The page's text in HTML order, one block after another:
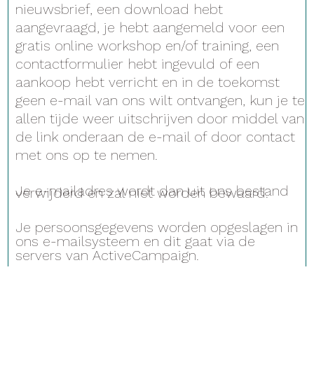
nieuwsbrief, een download hebt
aangevraagd, je hebt aangemeld voor een
gratis online workshop en/of training, een
contactformulier hebt ingevuld of een
aankoop hebt verricht en in de toekomst
geen e-mail van ons wilt ontvangen, kun je te
allen tijde weer uitschrijven door middel van
de link onderaan de e-mail of door contact
met ons op te nemen.
Je e-mailadres wordt dan uit ons bestand
verwijderd en zal niet worden bewaard.
Je persoonsgegevens worden opgeslagen in
ons e-mailsysteem en dit gaat via de
servers van ActiveCampaign.